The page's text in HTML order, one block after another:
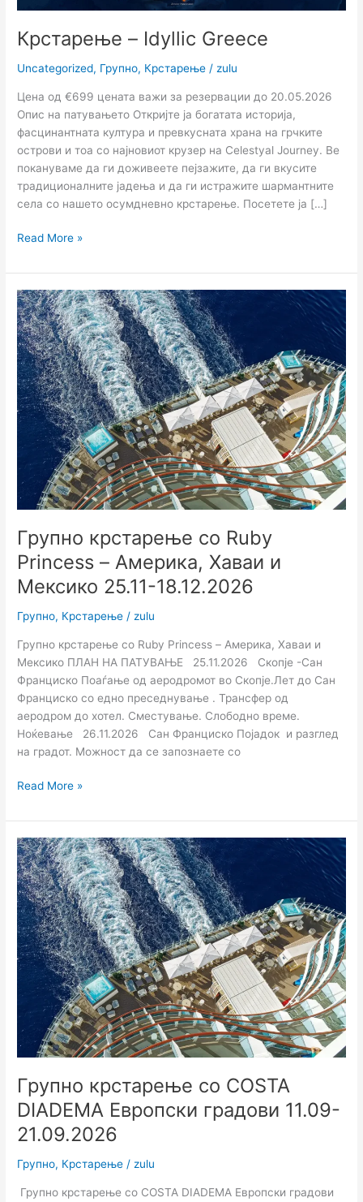
Крстарење – Idyllic Greece
Uncategorized, Групно, Крстарење / zulu
Цена од €699 цената важи за резервации до 20.05.2026
Опис на патувањето Откријте ја богатата историја,
фасцинантната култура и превкусната храна на грчките
острови и тоа со најновиот крузер на Celestyal Journey. Ве
покануваме да ги доживеете пејзажите, да ги вкусите
традиционалните јадења и да ги истражите шармантните
села со нашето осумдневно крстарење. Посетете ја […]
Read More »
Групно крстарење со Ruby
Princess – Америка, Хаваи и
Мексико 25.11-18.12.2026
Групно, Крстарење / zulu
Групно крстарење со Ruby Princess – Америка, Хаваи и
Мексико ПЛАН НА ПАТУВАЊЕ 25.11.2026 Скопје -Сан
Франциско Поаѓање од аеродромот во Скопје.Лет до Сан
Франциско со едно преседнување . Трансфер од
аеродром до хотел. Сместување. Слободно време.
Ноќевање 26.11.2026 Сан Франциско Појадок и разглед
на градот. Можност да се запознаете со
Групно
крстарење
со
Ruby
Princess
–
Америка,
Хаваи
Мексико
25.11-
18.12.2026
Read More »
Групно крстарење со COSTA
DIADEMA Европски градови 11.09-
21.09.2026
Групно, Крстарење / zulu
Групно крстарење со COSTA DIADEMA Европски градови
Групно
крстарење
со
COSTA
DIADEMA
Европски
градови
11.09-
21.09.2026